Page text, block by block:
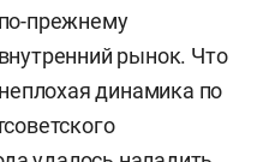
прежнему
рынок. Что
динамика по